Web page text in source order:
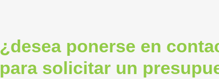
¿desea ponerse en
para solicitar un